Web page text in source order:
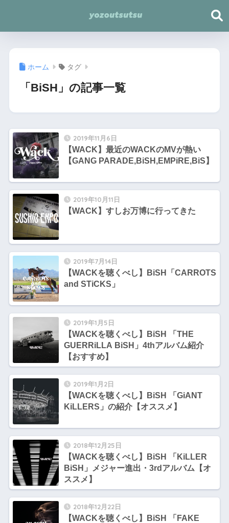
ホーム タグ
「BiSH」の記事一覧
2019年11月6日
【WACK】最近のWACKのMVが熱い
【GANG PARADE,BiSH,EMPiRE,BiS】
2019年10月11日
【WACK】すしお万博に行ってきた
2019年7月14日
【WACKを聴くべし】BiSH「CARROTS
and STiCKS」
2019年1月5日
【WACKを聴くべし】BiSH 「THE
GUERRiLLA BiSH」4thアルバム紹介
【おすすめ】
2019年1月2日
【WACKを聴くべし】BiSH 「GiANT
KiLLERS」の紹介【オススメ】
2018年12月25日
【WACKを聴くべし】BiSH 「KiLLER
BiSH」メジャー進出・3rdアルバム【オ
ススメ】
2018年12月22日
【WACKを聴くべし】BiSH 「FAKE